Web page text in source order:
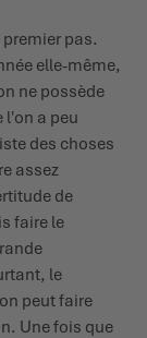
pas.
elle-même,
ne possède
l'on a peu
des choses
assez
de
faire le
le
peut faire
Une fois que